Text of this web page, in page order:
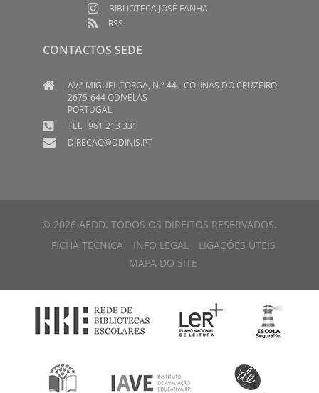
BIBLIOTECA JOSÉ FANHA
RSS
CONTACTOS SEDE
AV.ª MIGUEL TORGA, N.º 44 - COLINAS DO CRUZEIRO
2675-644 ODIVELAS
PORTUGAL
TEL.: 961 213 331
DIRECAO@DDINIS.PT
© 2026 AEDD. TODOS OS DIREITOS RESERVADOS.
FICHA TÉCNICA
INFO LEGAL
LIGAÇÕES ÚTEIS
MAPA DO SITE